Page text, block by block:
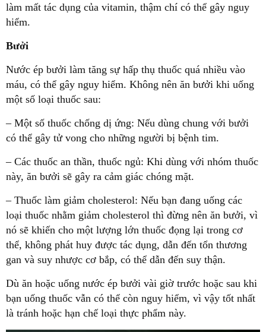
làm mất tác dụng của vitamin, thậm chí có thể gây nguy
hiểm.
Bưởi
Nước ép bưởi làm tăng sự hấp thụ thuốc quá nhiều vào
máu, có thể gây nguy hiểm. Không nên ăn bưởi khi uống
một số loại thuốc sau:
– Một số thuốc chống dị ứng: Nếu dùng chung với bưởi
có thể gây tử vong cho những người bị bệnh tim.
– Các thuốc an thần, thuốc ngủ: Khi dùng với nhóm thuốc
này, ăn bưởi sẽ gây ra cảm giác chóng mặt.
– Thuốc làm giảm cholesterol: Nếu bạn đang uống các
loại thuốc nhằm giảm cholesterol thì đừng nên ăn bưởi, vì
nó sẽ khiến cho một lượng lớn thuốc đọng lại trong cơ
thể, không phát huy được tác dụng, dẫn đến tổn thương
gan và suy nhược cơ bắp, có thể dẫn đến suy thận.
Dù ăn hoặc uống nước ép bưởi vài giờ trước hoặc sau khi
bạn uống thuốc vẫn có thể còn nguy hiểm, vì vậy tốt nhất
là tránh hoặc hạn chế loại thực phẩm này.